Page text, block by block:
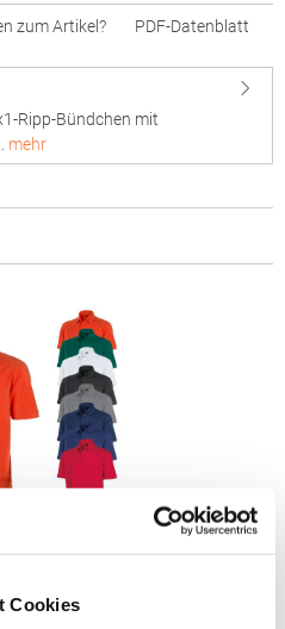
Cookies
zum Artikel? PDF-Datenblatt
Ripp-Bündchen mit
mehr